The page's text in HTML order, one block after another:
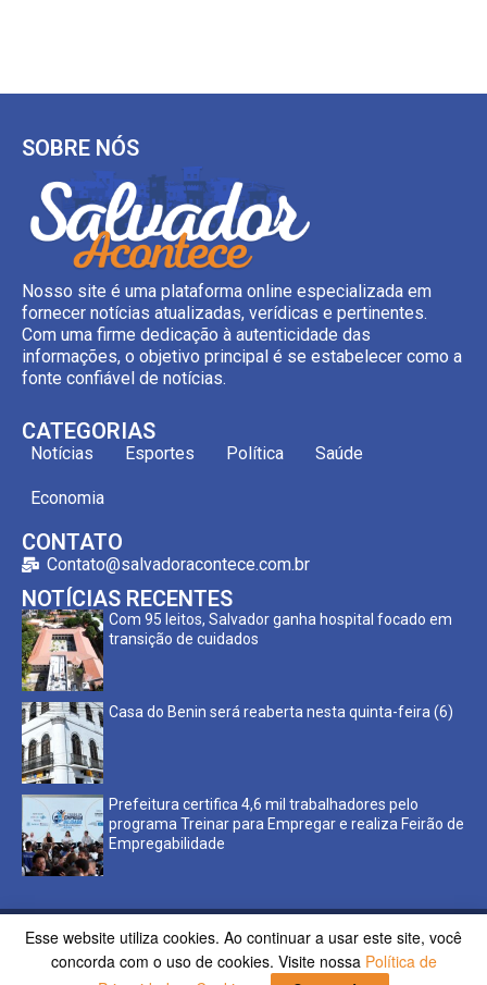
SOBRE NÓS
Nosso site é uma plataforma online especializada em
fornecer notícias atualizadas, verídicas e pertinentes.
Com uma firme dedicação à autenticidade das
informações, o objetivo principal é se estabelecer como a
fonte confiável de notícias.
CATEGORIAS
Notícias Esportes Política Saúde
Economia
CONTATO
Contato@salvadoracontece.com.br
NOTÍCIAS RECENTES
Com 95 leitos, Salvador ganha hospital focado em
transição de cuidados
Casa do Benin será reaberta nesta quinta-feira (6)
Prefeitura certifica 4,6 mil trabalhadores pelo
programa Treinar para Empregar e realiza Feirão de
Empregabilidade
Copyright ©2023 Salvador Acontece. Todos os direitos
reservados | Desenvolvido porPoppy Sites.
Esse website utiliza cookies. Ao continuar a usar este site, você
concorda com o uso de cookies. Visite nossa Política de